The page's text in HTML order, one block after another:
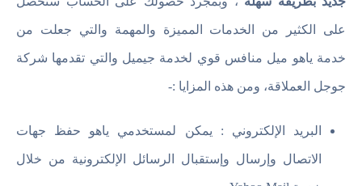
على الكثير من الخدمات المميزة والمهمة والتي جعلت من
خدمة ياهو ميل منافس قوي لخدمة جيميل والتي تقدمها شركة
جوجل العملاقة، ومن هذه المزايا :-
البريد الإلكتروني : يمكن لمستخدمي ياهو حفظ جهات
الاتصال وإرسال وإستقبال الرسائل الإلكترونية من خلال